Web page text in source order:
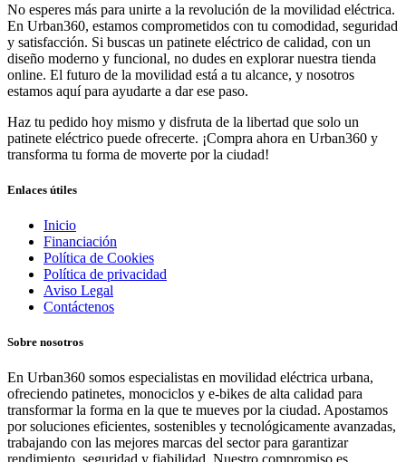
No esperes más para unirte a la revolución de la movilidad eléctrica.
En Urban360, estamos comprometidos con tu comodidad, seguridad
y satisfacción. Si buscas un patinete eléctrico de calidad, con un
diseño moderno y funcional, no dudes en explorar nuestra tienda
online. El futuro de la movilidad está a tu alcance, y nosotros
estamos aquí para ayudarte a dar ese paso.
Haz tu pedido hoy mismo y disfruta de la libertad que solo un
patinete eléctrico puede ofrecerte. ¡Compra ahora en Urban360 y
transforma tu forma de moverte por la ciudad!
Enlaces útiles
Inicio
Financiación
Política de Cookies
Política de privacidad
Aviso Legal
Contáctenos
Sobre nosotros
En Urban360 somos especialistas en movilidad eléctrica urbana,
ofreciendo patinetes, monociclos y e-bikes de alta calidad para
transformar la forma en la que te mueves por la ciudad. Apostamos
por soluciones eficientes, sostenibles y tecnológicamente avanzadas,
trabajando con las mejores marcas del sector para garantizar